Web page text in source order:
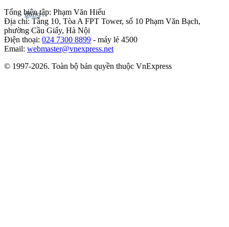
Tổng biên tập: Phạm Văn Hiếu
Địa chỉ: Tầng 10, Tòa A FPT Tower, số 10 Phạm Văn Bạch,
phường Cầu Giấy, Hà Nội
Điện thoại: 024 7300 8899 - máy lẻ 4500
Email: webmaster@vnexpress.net
© 1997-2026. Toàn bộ bản quyền thuộc VnExpress